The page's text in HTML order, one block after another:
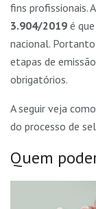
fins profissionais.
3.904/2019 é
nacional.
etapas de
obrigatórios.
A seguir veja
do processo de
Quem